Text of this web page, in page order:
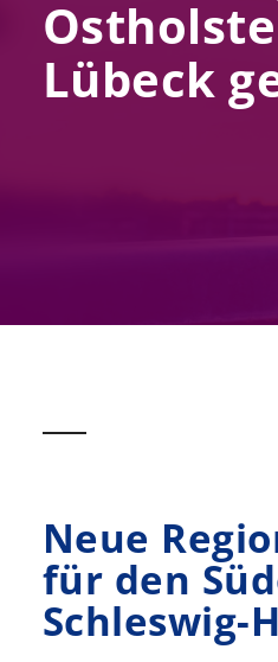
Lübeck
Neue
für den
Schleswig-